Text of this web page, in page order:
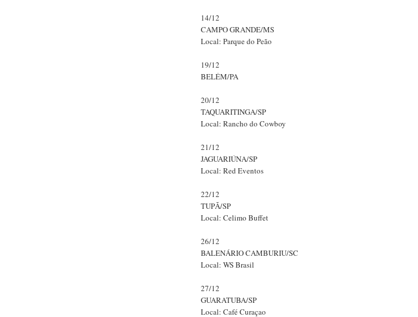
14/12
CAMPO GRANDE/MS
Local: Parque do Peão
19/12
BELÉM/PA
20/12
TAQUARITINGA/SP
Local: Rancho do Cowboy
21/12
JAGUARIÚNA/SP
Local: Red Eventos
22/12
TUPÃ/SP
Local: Celimo Buffet
26/12
BALENÁRIO CAMBURIU/SC
Local: WS Brasil
27/12
GUARATUBA/SP
Local: Café Curaçao